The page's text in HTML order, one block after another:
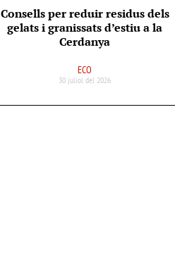
Consells per reduir residus dels
gelats i granissats d’estiu a la
Cerdanya
ECO
30 juliol del 2026